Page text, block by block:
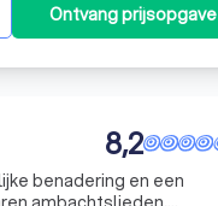
Ontvang prijsopgave
8,2
benadering en een